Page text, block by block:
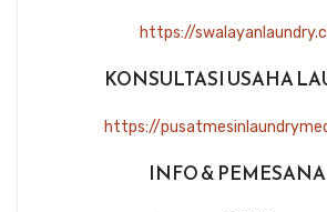
https://
KONSULTASI USAHA
https://
INFO &